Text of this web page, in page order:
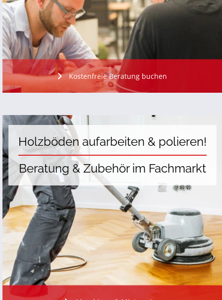
Holzböden aufarbeiten & polieren!
Beratung & Zubehör im Fachmarkt
Kostenfreie Beratung buchen